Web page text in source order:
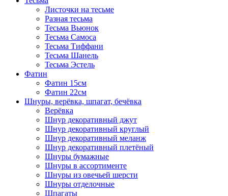
Листочки на тесьме
Разная тесьма
Тесьма Вьюнок
Тесьма Самоса
Тесьма Тиффани
Тесьма Шанель
Тесьма Эстель
Фатин
Фатин 15см
Фатин 22см
Шнуры, верёвка, шпагат, бечёвка
Верёвка
Шнур декоративный джут
Шнур декоративный круглый
Шнур декоративный меланж
Шнур декоративный плетёный
Шнуры бумажные
Шнуры в ассортименте
Шнуры из овечьей шерсти
Шнуры отделочные
Шпагаты